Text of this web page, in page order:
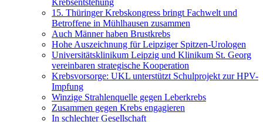
Krebsentstehung
15. Thüringer Krebskongress bringt Fachwelt und
Betroffene in Mühlhausen zusammen
Auch Männer haben Brustkrebs
Hohe Auszeichnung für Leipziger Spitzen-Urologen
Universitätsklinikum Leipzig und Klinikum St. Georg
vereinbaren strategische Kooperation
Krebsvorsorge: UKL unterstützt Schulprojekt zur HPV-
Impfung
Winzige Strahlenquelle gegen Leberkrebs
Zusammen gegen Krebs engagieren
In schlechter Gesellschaft